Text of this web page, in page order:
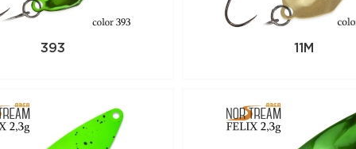
393 11M